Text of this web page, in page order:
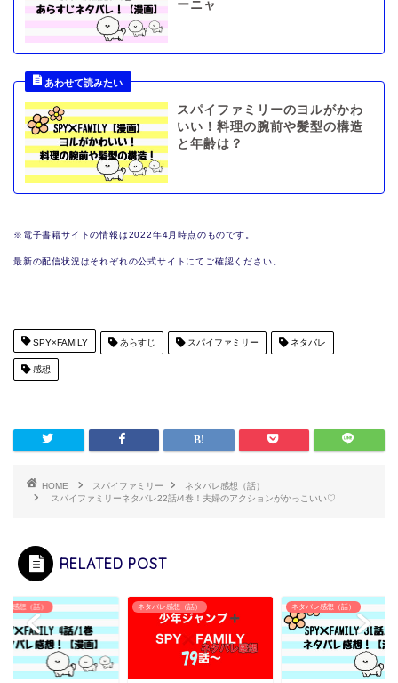
ーニャ
スパイファミリーのヨルがかわ
いい！料理の腕前や髪型の構造
と年齢は？
※電子書籍サイトの情報は2022年4月時点のものです。
最新の配信状況はそれぞれの公式サイトにてご確認ください。
SPY×FAMILY あらすじ スパイファミリー ネタバレ
感想
HOME スパイファミリー
ネタバレ感想（話）
スパイファミリーネタバレ22話/4巻！夫婦のアクションがかっこいい♡
RELATED POST
レ感想（話） ネタバレ感想（話） ネタバレ感想（話）